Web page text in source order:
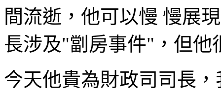
間流逝，他可以慢 慢展
長涉及"劏房事件"，但他
今天他貴為財政司司長